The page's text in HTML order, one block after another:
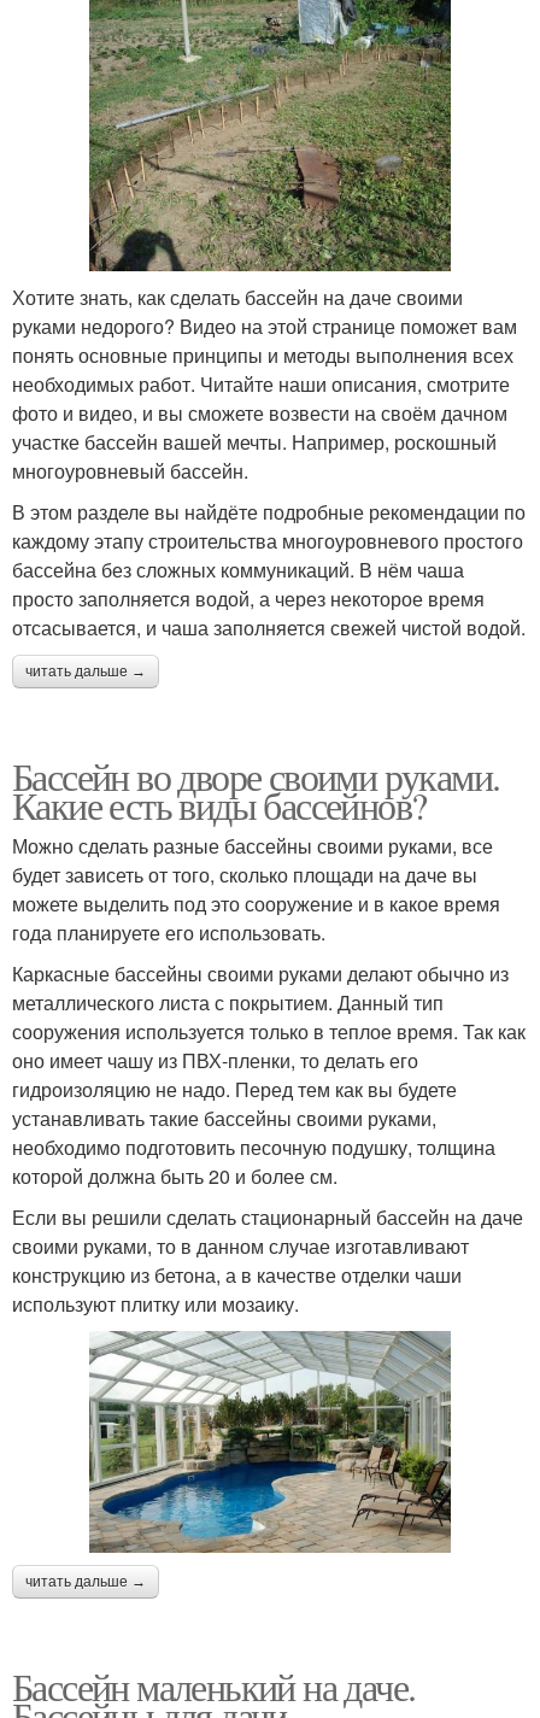
Хотите знать, как сделать бассейн на даче своими
руками недорого? Видео на этой странице поможет вам
понять основные принципы и методы выполнения всех
необходимых работ. Читайте наши описания, смотрите
фото и видео, и вы сможете возвести на своём дачном
участке бассейн вашей мечты. Например, роскошный
многоуровневый бассейн.
В этом разделе вы найдёте подробные рекомендации по
каждому этапу строительства многоуровневого простого
бассейна без сложных коммуникаций. В нём чаша
просто заполняется водой, а через некоторое время
отсасывается, и чаша заполняется свежей чистой водой.
читать дальше →
Бассейн во дворе своими руками.
Какие есть виды бассейнов?
Можно сделать разные бассейны своими руками, все
будет зависеть от того, сколько площади на даче вы
можете выделить под это сооружение и в какое время
года планируете его использовать.
Каркасные бассейны своими руками делают обычно из
металлического листа с покрытием. Данный тип
сооружения используется только в теплое время. Так как
оно имеет чашу из ПВХ-пленки, то делать его
гидроизоляцию не надо. Перед тем как вы будете
устанавливать такие бассейны своими руками,
необходимо подготовить песочную подушку, толщина
которой должна быть 20 и более см.
Если вы решили сделать стационарный бассейн на даче
своими руками, то в данном случае изготавливают
конструкцию из бетона, а в качестве отделки чаши
используют плитку или мозаику.
читать дальше →
Бассейн маленький на даче.